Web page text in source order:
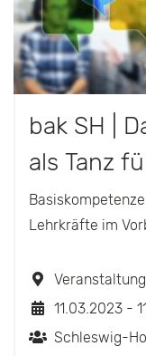
bak SH |
als Tanz
Lehrkräfte im
11.03.2023 -
Schleswig-